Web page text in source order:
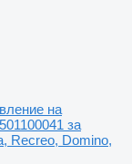
на
за
Recreo, Domino,